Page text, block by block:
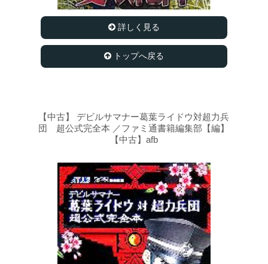
詳しく見る
トップへ戻る
【中古】 デビルサマナー葛葉ライドウ対超力兵
団 超公式完全本 ／ファミ通書籍編集部【編】
【中古】afb